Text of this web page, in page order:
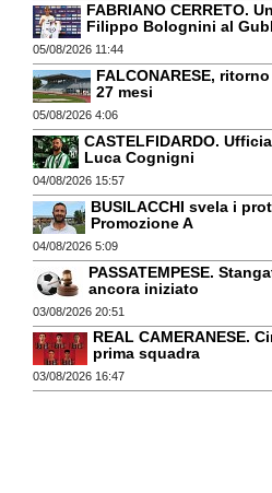
FABRIANO CERRETO.
Filippo Bolognini al
05/08/2026 11:44
FALCONARESE,
27 mesi
05/08/2026 4:06
CASTELFIDARDO.
Luca Cognigni
04/08/2026 15:57
BUSILACCHI svela i
Promozione A
04/08/2026 5:09
PASSATEMPESE.
ancora iniziato
03/08/2026 20:51
REAL CAMERANESE.
prima squadra
03/08/2026 16:47